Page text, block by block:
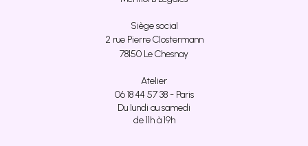
Siège social
2 rue Pierre Clostermann
78150 Le Chesnay
Atelier
06 18 44 57 38 - Paris
Du lundi au samedi
de 11h à 19h